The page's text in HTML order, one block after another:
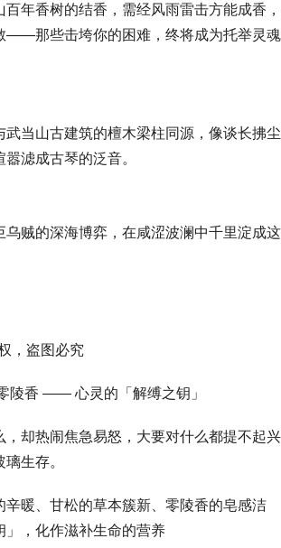
年香树的结香，需经风雨雷击方能成香，
——那些击垮你的困难，终将成为托举灵魂
武当山古建筑的檀木梁柱同源，像谈长拂尘
滤成古琴的泛音。
乌贼的深海博弈，在咸涩波澜中千里淀成这
，盗图必究
陵香 —— 心灵的「解缚之钥」
，却热闹焦急易怒，大要对什么都提不起兴
生存。
辛暖、甘松的草本簇新、零陵香的皂感洁
」，化作滋补生命的营养